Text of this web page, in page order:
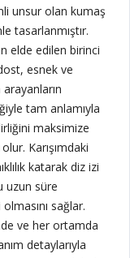
unsur olan kumaş
tasarlanmıştır.
elde edilen birinci
esnek ve
tam anlamıyla
maksimize
Karışımdaki
katarak diz izi
uzun süre
sağlar.
ve her ortamda
detaylarıyla